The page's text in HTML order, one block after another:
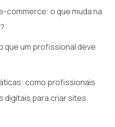
commerce: o que muda na
que um profissional deve
como profissionais
digitais para criar sites